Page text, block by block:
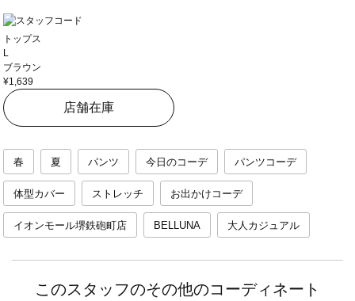
トップス
L
ブラウン
¥1,639
店舗在庫
春 夏 パンツ 今日のコーデ パンツコーデ
体型カバー ストレッチ お出かけコーデ
イオンモール堺鉄砲町店 BELLUNA 大人カジュアル
このスタッフのその他のコーディネート